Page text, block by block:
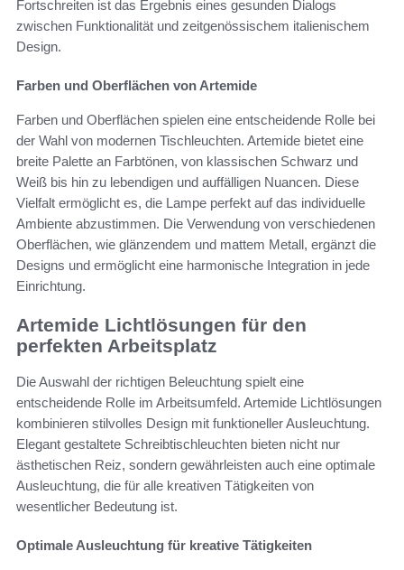
Fortschreiten ist das Ergebnis eines gesunden Dialogs
zwischen Funktionalität und zeitgenössischem italienischem
Design.
Farben und Oberflächen von Artemide
Farben und Oberflächen spielen eine entscheidende Rolle bei
der Wahl von modernen Tischleuchten. Artemide bietet eine
breite Palette an Farbtönen, von klassischen Schwarz und
Weiß bis hin zu lebendigen und auffälligen Nuancen. Diese
Vielfalt ermöglicht es, die Lampe perfekt auf das individuelle
Ambiente abzustimmen. Die Verwendung von verschiedenen
Oberflächen, wie glänzendem und mattem Metall, ergänzt die
Designs und ermöglicht eine harmonische Integration in jede
Einrichtung.
Artemide Lichtlösungen für den
perfekten Arbeitsplatz
Die Auswahl der richtigen Beleuchtung spielt eine
entscheidende Rolle im Arbeitsumfeld. Artemide Lichtlösungen
kombinieren stilvolles Design mit funktioneller Ausleuchtung.
Elegant gestaltete Schreibtischleuchten bieten nicht nur
ästhetischen Reiz, sondern gewährleisten auch eine optimale
Ausleuchtung, die für alle kreativen Tätigkeiten von
wesentlicher Bedeutung ist.
Optimale Ausleuchtung für kreative Tätigkeiten